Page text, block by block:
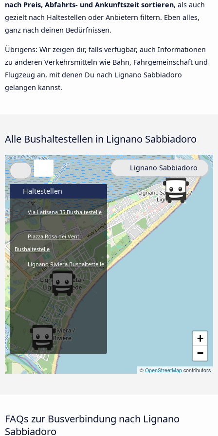
nach Preis, Abfahrts- und Ankunftszeit sortieren, als auch
gezielt nach Haltestellen oder Anbietern filtern. Eben alles,
ganz nach deinen Bedürfnissen.
Übrigens: Wir zeigen dir, falls verfügbar, auch Informationen
zu anderen Verkehrsmitteln wie Bahn, Fahrgemeinschaft und
Flugzeug an, mit denen Du nach Lignano Sabbiadoro
gelangen kannst.
Alle Bushaltestellen in Lignano Sabbiadoro
+
−
© OpenStreetMap contributors
Haltestellen
Via Latisana 35 Bushaltestelle
Piazza Rosa dei Venti
Bushaltestelle
Lignano Riviera Bushaltestelle
Lignano Sabbiadoro
FAQs zur Busverbindung nach Lignano
Sabbiadoro